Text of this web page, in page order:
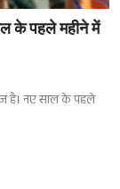
के पहले महीने में
है। नए साल के पहले